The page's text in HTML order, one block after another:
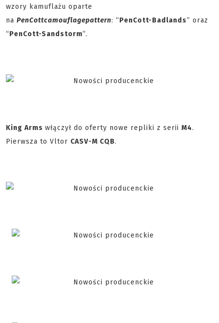
wzory kamuflażu oparte
na PenCottcamouflagepattern: “PenCott-Badlands” oraz
“PenCott-Sandstorm”.
King Arms włączył do oferty nowe repliki z serii M4.
Pierwsza to Vltor CASV-M CQB.